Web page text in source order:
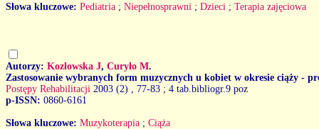
Słowa kluczowe: Pediatria ; Niepełnosprawni ; Dzieci ; Terapia zajęciowa
Autorzy: Kozłowska J, Curyło M.
Zastosowanie wybranych form muzycznych u kobiet w okresie ciąży -
Postępy Rehabilitacji 2003 (2)
, 77-83 ; 4 tab.bibliogr.9 poz
p-ISSN: 0860-6161
Słowa kluczowe: Muzykoterapia ; Ciąża